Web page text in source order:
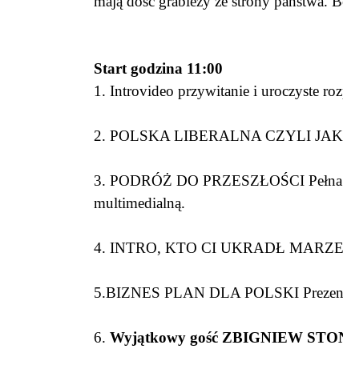
Start godzina 11:00
1. Introvideo przywitanie i uroczyste
2. POLSKA LIBERALNA CZYLI
3. PODRÓŻ DO PRZESZŁOŚCI
multimedialną.
4. INTRO, KTO CI UKRADŁ
5.BIZNES PLAN DLA POLSKI
6. Wyjątkowy gość ZBIGNIEW